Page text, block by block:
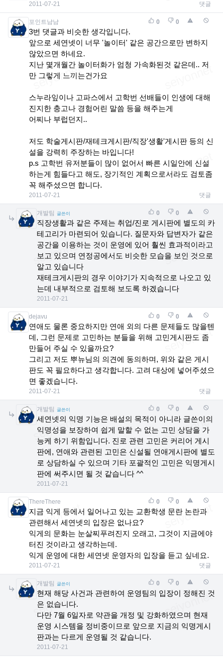
2011-07-21 댓글
포인트냠냠 0 0
3번 댓글과 비슷한 생각입니다.
앞으로 세연넷이 너무 '놀이터' 같은 공간으로만 변하지
않았으면 하네요.
지난 몇개월간 놀이터화가 엄청 가속화된것 같은데.. 저
만 그렇게 느끼는건가요
스누라잎이나 고파스에서 고학번 선배들이 인생에 대해
진지한 충고나 경험어린 말씀 등을 해주는게
어찌나 부럽던지..
저도 학술게시판/재테크게시판/직장'생활'게시판 등의 신
설을 강력히 주장하는 바입니다!
p.s 고학번 유저분들이 많이 없어서 빠른 시일안에 신설
하는게 힘들다고 해도, 장기적인 계획으로서라도 검토좀
꼭 해주셨으면 합니다.
2011-07-21 댓글
개발팀 글쓴이 0 0
직장생활과 같은 주제는 취업/진로 게시판에 별도의 카
테고리가 마련되어 있습니다. 질문자와 답변자가 같은
공간을 이용하는 것이 운영에 있어 훨씬 효과적이라고
보고 있으며 연정공에서도 비슷한 모습을 보인 것으로
알고 있습니다
재테크게시판의 경우 이야기가 지속적으로 나오고 있
는데 내부적으로 검토해 보도록 하겠습니다
2011-07-21
dejavu 0 0
연애도 물론 중요하지만 연애 외의 다른 문제들도 많을텐
데, 그런 문제로 고민하는 분들을 위해 고민게시판도 좀
만들어 주실 수 있을까요?
그리고 저도 뿌뉴님의 의견에 동의하며, 위와 같은 게시
판도 꼭 필요하다고 생각합니다. 고려 대상에 넣어주셨으
면 좋겠습니다.
2011-07-21 댓글
개발팀 글쓴이 0 0
세연넷의 익명 기능은 배설의 목적이 아니라 글쓴이의
익명성을 보장하여 쉽게 말할 수 없는 고민 상담을 가
능케 하기 위함입니다. 진로 관련 고민은 커리어 게시
판에, 연애와 관련된 고민은 신설될 연애게시판에 별도
로 상담하실 수 있으며 기타 포괄적인 고민은 익명게시
판에 써주시면 될 것 같습니다 ^^
2011-07-21
ThereThere 0 0
지금 익게 등에서 일어나고 있는 교환학생 문란 논란과
관련해서 세연넷의 입장은 없나요?
익게의 문화는 눈살찌푸려진지 오래고, 그것이 지금에야
터진 것이라고 생각하는데.
익게 운영에 대한 세연넷 운영자의 입장을 듣고 싶네요.
2011-07-21 댓글
개발팀 글쓴이 0 0
현재 해당 사건과 관련하여 운영팀의 입장이 정해진 것
은 없습니다.
다만 7월 6일자로 약관을 개정 및 강화하였으며 현재
운영 시스템을 정비중이므로 앞으로 지금의 익명게시
판과는 다르게 운영될 것 같습니다.
2011-07-21